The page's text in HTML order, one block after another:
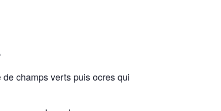
champs verts puis ocres qui